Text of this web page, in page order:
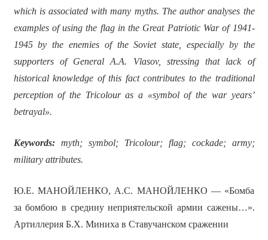
which is associated with many myths. The author analyses the
examples of using the flag in the Great Patriotic War of 1941-
1945 by the enemies of the Soviet state, especially by the
supporters of General A.A. Vlasov, stressing that lack of
historical knowledge of this fact contributes to the traditional
perception of the Tricolour as a «symbol of the war years’
betrayal».
Keywords:myth; symbol; Tricolour; flag; cockade; army;
military attributes.
Ю.Е. МАНОЙЛЕНКО, А.С. МАНОЙЛЕНКО — «Бомба
за бомбою в средину неприятельской армии сажены…».
Артиллерия Б.Х. Миниха в Ставучанском сражении